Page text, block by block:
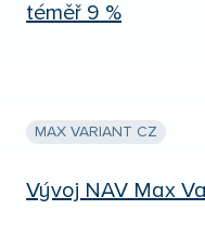
téměř 9 %
MAX VARIANT CZ
Vývoj NAV Max